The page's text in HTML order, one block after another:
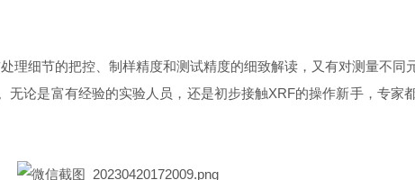
理细节的把控、制样精度和测试精度的细致解读，又有对测量不
论是富有经验的实验人员，还是初步接触XRF的操作新手，专家